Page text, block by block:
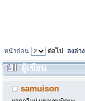
หน้าก่อน ต่อไป ลงล่าง
ผู้เขียน
(อ่าน 4226 ครั้ง)
samuison